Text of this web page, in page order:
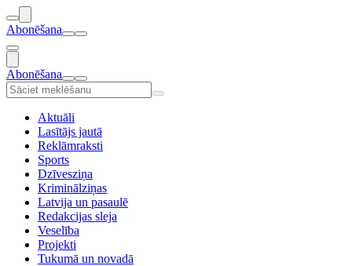
Abonēšana
Abonēšana
Aktuāli
Lasītājs jautā
Reklāmraksti
Sports
Dzīvesziņa
Kriminālziņas
Latvija un pasaulē
Redakcijas sleja
Veselība
Projekti
Tukumā un novadā